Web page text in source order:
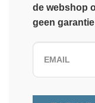
de webshop
geen